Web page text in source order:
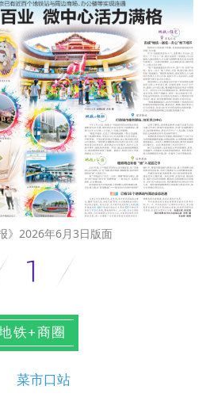
》2026年6月3日版面
铁+商圈
菜市口站